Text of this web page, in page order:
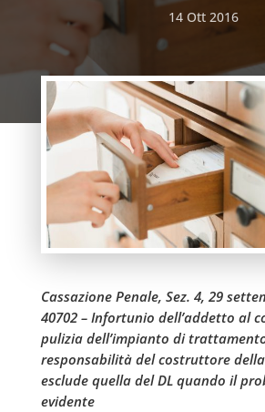
14 Ott 2016
Cassazione Penale, Sez. 4, 29
40702 – Infortunio dell’addetto al
pulizia dell’impianto di
responsabilità del costruttore
esclude quella del DL quando il
evidente